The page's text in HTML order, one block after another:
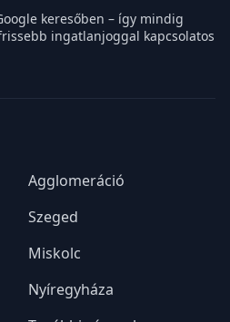
keresőben – így mindig
ingatlanjoggal kapcsolatos
Agglomeráció
Szeged
Miskolc
Nyíregyháza